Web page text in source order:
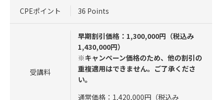
CPEポイント 36 Points
受講料
早期割引価格：1,300,000円（税込み
1,430,000円）
※キャンペーン価格のため、他の割引の
重複適用はできません。ご了承くださ
い。
通常価格：1,420,000円（税込み